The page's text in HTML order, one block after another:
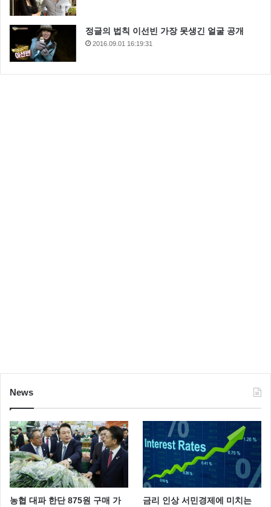
정글의 법칙 이선빈 가장 못생긴 얼굴 공개
2016.09.01 16:19:31
News
농협 대파 한단 875원 구매 가
금리 인상 서민경제에 미치는